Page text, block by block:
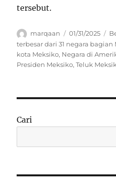
tersebut.
Author
marqaan
Posted
on
01/31/2025
terbesar dari 31 negara bagian
kota Meksiko, Negara di
Presiden Meksiko,Teluk
Cari